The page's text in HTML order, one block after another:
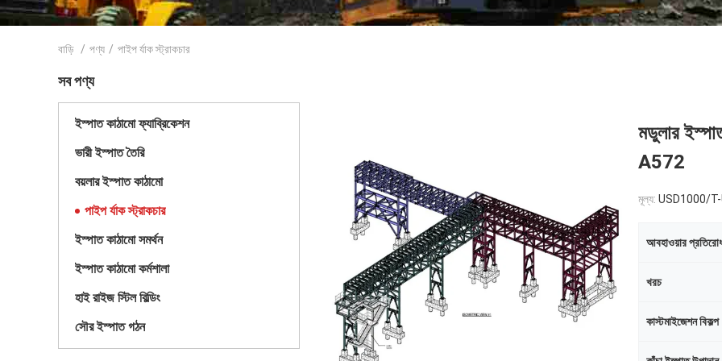
বাড়ি / পণ্য / পাইপ র্যাক স্ট্রাকচার
সব পণ্য
ইস্পাত কাঠামো ফ্যাব্রিকেশন
ভারী ইস্পাত তৈরি
বয়লার ইস্পাত কাঠামো
পাইপ র্যাক স্ট্রাকচার
ইস্পাত কাঠামো সমর্থন
ইস্পাত কাঠামো কর্মশালা
হাই রাইজ স্টিল বিল্ডিং
সৌর ইস্পাত গঠন
মডুলার
A572
মূল্য: USD1000/
আবহাওয়ার
খরচ
কাস্টমাইজেশন বিকল্প